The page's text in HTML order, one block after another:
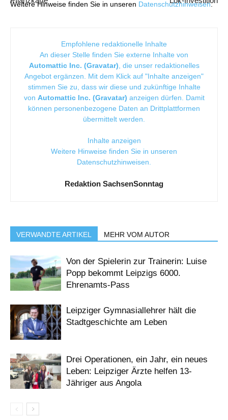
Weitere Hinweise finden Sie in unseren Datenschutzhinweisen.
Empfohlene redaktionelle Inhalte
An dieser Stelle finden Sie externe Inhalte von
Automattic Inc. (Gravatar) , die unser redaktionelles
Angebot ergänzen. Mit dem Klick auf "Inhalte anzeigen"
stimmen Sie zu, dass wir diese und zukünftige Inhalte
von Automattic Inc. (Gravatar) anzeigen dürfen. Damit
können personenbezogene Daten an Drittplattformen
übermittelt werden.
Inhalte anzeigen
Weitere Hinweise finden Sie in unseren
Datenschutzhinweisen
Redaktion SachsenSonntag
VERWANDTE ARTIKEL MEHR VOM AUTOR
Von der Spielerin zur Trainerin: Luise
Popp bekommt Leipzigs 6000.
Ehrenamts-Pass
Leipziger Gymnasiallehrer hält die
Stadtgeschichte am Leben
Drei Operationen, ein Jahr, ein neues
Leben: Leipziger Ärzte helfen 13-
Jähriger aus Angola